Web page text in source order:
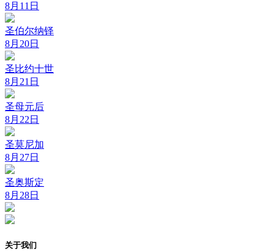
8月11日
圣伯尔纳铎
8月20日
圣比约十世
8月21日
圣母元后
8月22日
圣莫尼加
8月27日
圣奥斯定
8月28日
关于我们